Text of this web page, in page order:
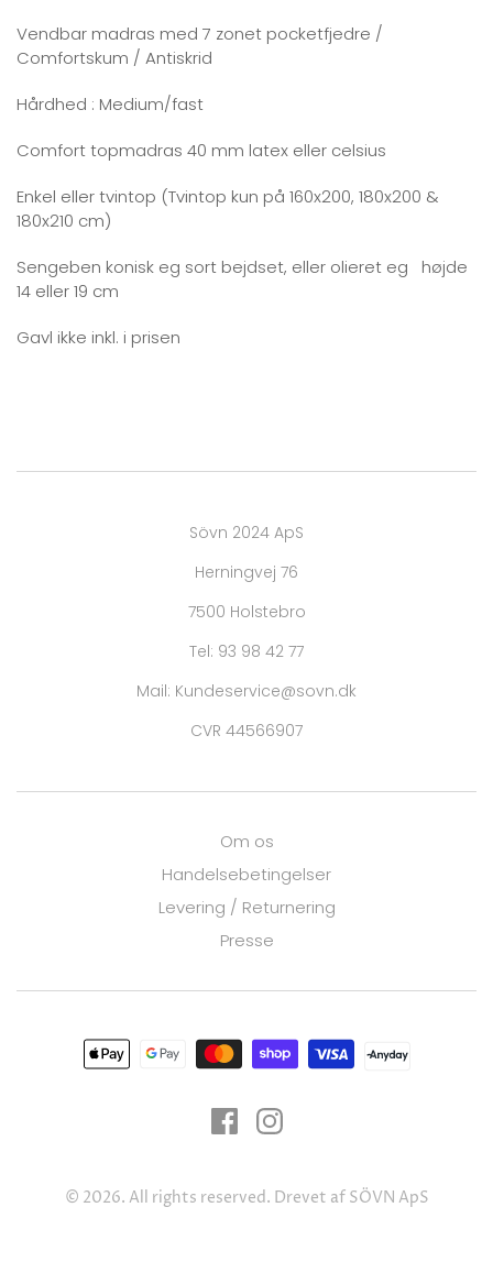
Vendbar madras med 7 zonet pocketfjedre /
Comfortskum / Antiskrid
Hårdhed : Medium/fast
Comfort topmadras 40 mm latex eller celsius
Enkel eller tvintop (Tvintop kun på 160x200, 180x200 &
180x210 cm)
Sengeben konisk eg sort bejdset, eller olieret eg højde
14 eller 19 cm
Gavl ikke inkl. i prisen
Sövn 2024 ApS
Herningvej 76
7500 Holstebro
Tel: 93 98 42 77
Mail: Kundeservice@sovn.dk
CVR 44566907
Om os
Handelsebetingelser
Levering / Returnering
Presse
© 2026. All rights reserved. Drevet af SÖVN ApS